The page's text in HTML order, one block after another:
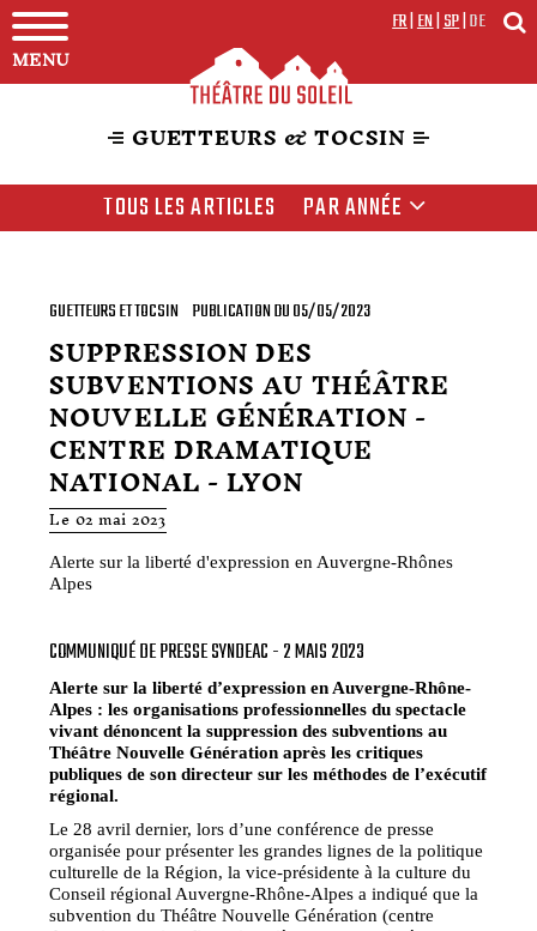
MENU
FR|EN|SP|DE
GUETTEURS & TOCSIN
TOUS LES ARTICLES PAR ANNÉE
GUETTEURS ET TOCSIN PUBLICATION DU 05/05/2023
SUPPRESSION DES
SUBVENTIONS AU THÉÂTRE
NOUVELLE GÉNÉRATION -
CENTRE DRAMATIQUE
NATIONAL - LYON
Le 02 mai 2023
Alerte sur la liberté d'expression en Auvergne-Rhônes
Alpes
COMMUNIQUÉ DE PRESSE SYNDEAC - 2 MAIS 2023
Alerte sur la liberté d’expression en Auvergne-Rhône-
Alpes : les organisations professionnelles du spectacle
vivant dénoncent la suppression des subventions au
Théâtre Nouvelle Génération après les critiques
publiques de son directeur sur les méthodes de l’exécutif
régional.
Le 28 avril dernier, lors d’une conférence de presse
organisée pour présenter les grandes lignes de la politique
culturelle de la Région, la vice-présidente à la culture du
Conseil régional Auvergne-Rhône-Alpes a indiqué que la
subvention du Théâtre Nouvelle Génération (centre